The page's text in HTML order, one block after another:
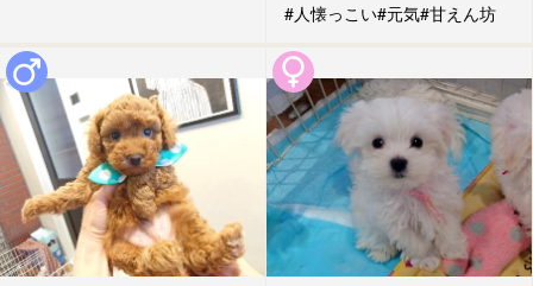
#人懐っこい#元気#甘えん坊